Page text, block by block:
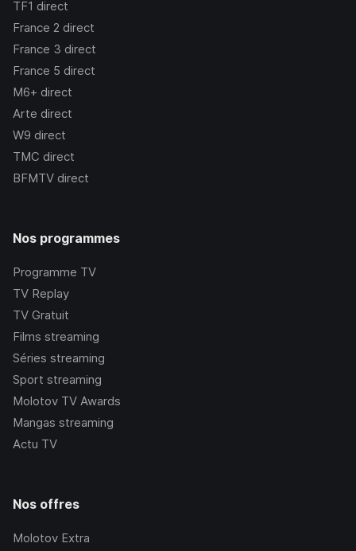
TF1 direct
France 2 direct
France 3 direct
France 5 direct
M6+ direct
Arte direct
W9 direct
TMC direct
BFMTV direct
Nos programmes
Programme TV
TV Replay
TV Gratuit
Films streaming
Séries streaming
Sport streaming
Molotov TV Awards
Mangas streaming
Actu TV
Nos offres
Molotov Extra